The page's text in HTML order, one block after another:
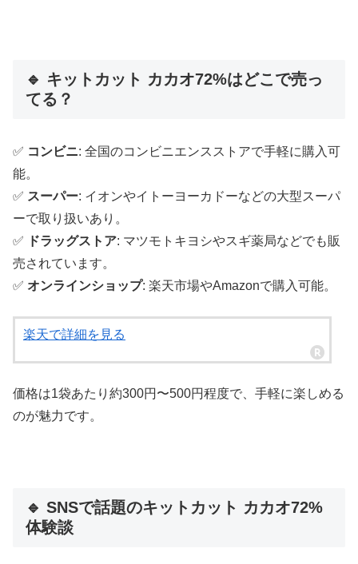
🔹 キットカット カカオ72%はどこで売っ
てる？
✅ コンビニ: 全国のコンビニエンスストアで手軽に購入可
能。
✅ スーパー: イオンやイトーヨーカドーなどの大型スーパ
ーで取り扱いあり。
✅
ドラッグストア: マツモトキヨシやスギ薬局などでも販
売されています。
✅ オンラインショップ: 楽天市場やAmazonで購入可能。
楽天で詳細を見る
価格は1袋あたり約300円〜500円程度で、手軽に楽しめる
のが魅力です。
🔹 SNSで話題のキットカット カカオ72%
体験談